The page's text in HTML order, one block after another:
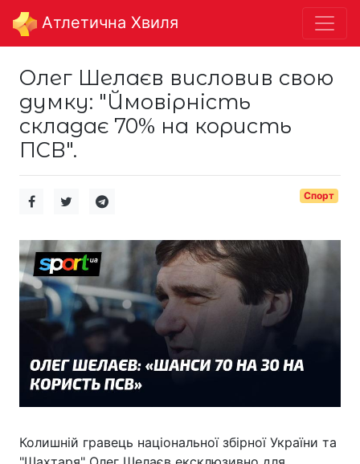
Aтлетична Хвиля
Олег Шелаєв висловив свою
думку: "Ймовірність
складає 70% на користь
ПСВ".
Спорт
Колишній гравець національної збірної України та